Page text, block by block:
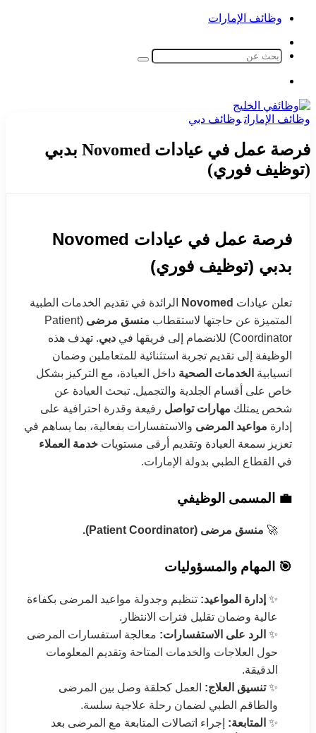
وظائف الإمارات
المظلم
بحث
وظائف الإمارات وظائف دبي
فرصة عمل في عيادات Novomed بدبي
(توظيف فوري)
فرصة عمل في عيادات Novomed
بدبي (توظيف فوري)
تعلن عيادات Novomed
الرائدة في تقديم الخدمات الطبية
المتميزة عن حاجتها لاستقطاب منسق مرضى (Patient
Coordinator) للانضمام إلى فريقها في
دبي. تهدف هذه
الوظيفة إلى تقديم تجربة استثنائية للمتعاملين وضمان
انسيابية الخدمات الصحية داخل العيادة، مع التركيز بشكل
خاص على أقسام الجلدية والتجميل. تبحث العيادة عن
شخص يمتلك مهارات تواصل رفيعة وقدرة احترافية على
إدارة مواعيد المرضى والاستفسارات بفعالية، بما يساهم في
تعزيز سمعة العيادة وتقديم أرقى مستويات خدمة العملاء
في القطاع الطبي بدولة الإمارات.
💼 المسمى الوظيفي
🚀 منسق مرضى (Patient Coordinator).
🎯 المهام والمسؤوليات
✨ إدارة المواعيد: تنظيم وجدولة مواعيد المرضى بكفاءة
عالية وضمان تقليل فترات الانتظار.
✨ الرد على الاستفسارات: معالجة استفسارات المرضى
حول العلاجات والخدمات المتاحة وتقديم المعلومات
الدقيقة.
✨تنسيق العلاج: العمل كحلقة وصل بين المرضى
والطاقم الطبي لضمان رحلة علاجية سلسة.
✨ المتابعة: إجراء اتصالات المتابعة مع المرضى بعد
الذهاب
الأعلى